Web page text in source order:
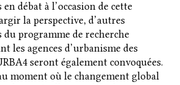
débat à l’occasion de cette
la perspective, d’autres
programme de recherche
les agences d’urbanisme des
seront également convoquées.
moment où le changement global